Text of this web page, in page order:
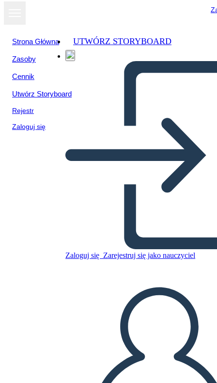
Strona Główna
Zasoby
Cennik
Utwórz Storyboard
Rejestr
Zaloguj się
UTWÓRZ STORYBOARD
Zaloguj się Zarejestruj się jako nauczyciel
Tortugas por Joseph Bruchac
STWÓRZ SCENORYS
ODTWARZANIE POKAZU SLAJDÓW
PRZECZYTAJ MI